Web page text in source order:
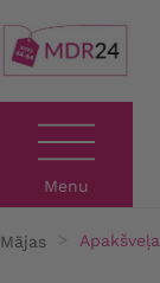
Menu
Mājas Apakšveļa